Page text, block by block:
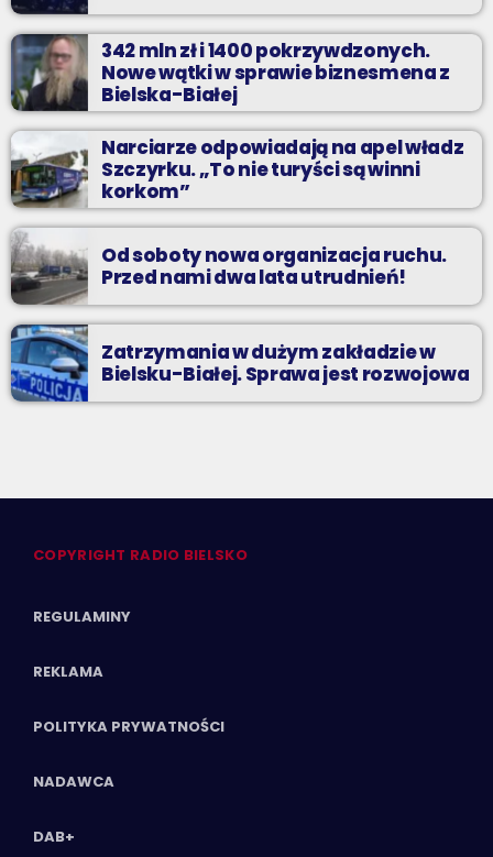
342 mln zł i 1400 pokrzywdzonych.
Nowe wątki w sprawie biznesmena z
Bielska-Białej
Narciarze odpowiadają na apel władz
Szczyrku. „To nie turyści są winni
korkom”
Od soboty nowa organizacja ruchu.
Przed nami dwa lata utrudnień!
Zatrzymania w dużym zakładzie w
Bielsku-Białej. Sprawa jest rozwojowa
COPYRIGHT RADIO BIELSKO
REGULAMINY
REKLAMA
POLITYKA PRYWATNOŚCI
NADAWCA
DAB+